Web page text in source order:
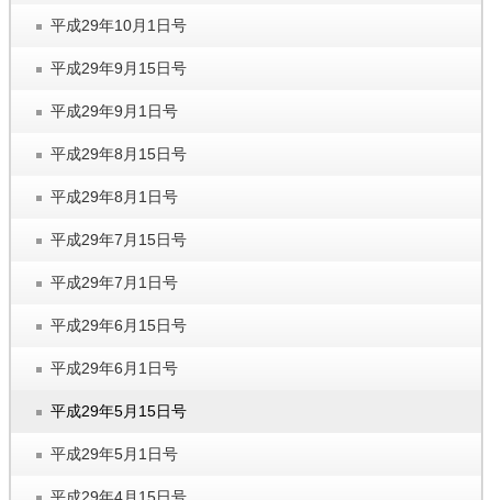
平成29年10月1日号
平成29年9月15日号
平成29年9月1日号
平成29年8月15日号
平成29年8月1日号
平成29年7月15日号
平成29年7月1日号
平成29年6月15日号
平成29年6月1日号
平成29年5月15日号
平成29年5月1日号